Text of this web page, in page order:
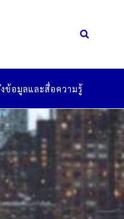
ข้อมูลและสื่อความรู้